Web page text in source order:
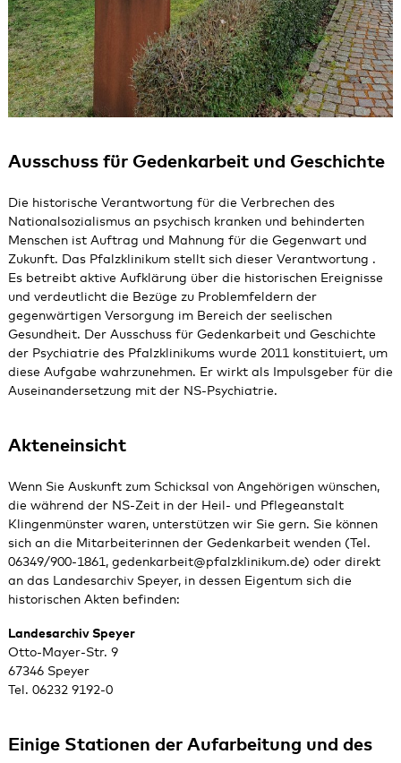
Ausschuss für Gedenkarbeit und Geschichte
Die historische Verantwortung für die Verbrechen des
Nationalsozialismus an psychisch kranken und behinderten
Menschen ist Auftrag und Mahnung für die Gegenwart und
Zukunft. Das Pfalzklinikum stellt sich dieser Verantwortung .
Es betreibt aktive Aufklärung über die historischen Ereignisse
und verdeutlicht die Bezüge zu Problemfeldern der
gegenwärtigen Versorgung im Bereich der seelischen
Gesundheit. Der Ausschuss für Gedenkarbeit und Geschichte
der Psychiatrie des Pfalzklinikums wurde 2011 konstituiert, um
diese Aufgabe wahrzunehmen. Er wirkt als Impulsgeber für die
Auseinandersetzung mit der NS-Psychiatrie.
Akteneinsicht
Wenn Sie Auskunft zum Schicksal von Angehörigen wünschen,
die während der NS-Zeit in der Heil- und Pflegeanstalt
Klingenmünster waren, unterstützen wir Sie gern. Sie können
sich an die Mitarbeiterinnen der Gedenkarbeit wenden (Tel.
06349/900-1861, gedenkarbeit@pfalzklinikum.de) oder direkt
an das Landesarchiv Speyer, in dessen Eigentum sich die
historischen Akten befinden:
Landesarchiv Speyer
Otto-Mayer-Str. 9
67346 Speyer
Tel. 06232 9192-0
Einige Stationen der Aufarbeitung und des